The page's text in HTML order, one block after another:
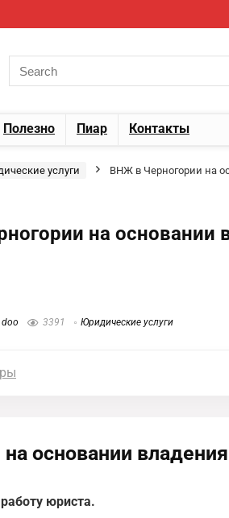
Полезно Пиар Контакты
услуги ВНЖ в Черногории на
на основании
doo 3391 Юридические услуги
основании
юриста.